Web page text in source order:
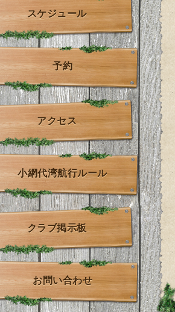
スケジュール
予約
アクセス
小網代湾航行ルール
クラブ掲示板
お問い合わせ